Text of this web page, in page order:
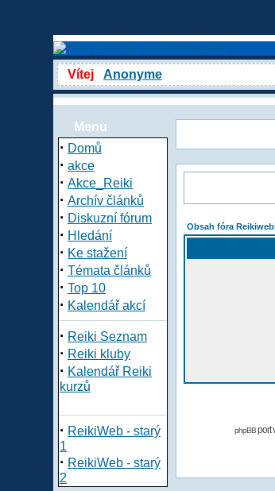
Vítej Anonyme
Menu
· Domů
· akce
· Akce_Reiki
· Archív článků
· Diskuzní fórum
· Hledání
· Ke stažení
· Témata článků
· Top 10
· Kalendář akcí
· Reiki Seznam
· Reiki kluby
· Kalendář Reiki
kurzů
· ReikiWeb - starý
1
· ReikiWeb - starý
2
Obsah fóra
phpBBport